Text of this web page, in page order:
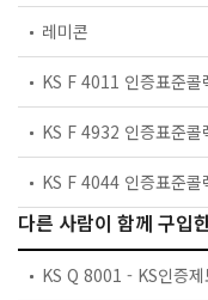
레미콘
KS F 4011 인증표준
KS F 4932 인증표준
KS F 4044 인증표준
다른 사람이 함께 구입
KS Q 8001 - KS인증